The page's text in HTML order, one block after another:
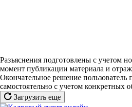
Разъяснения подготовлены с учетом
момент публикации материала и
Окончательное решение пользователь
самостоятельно с учетом конкретных
Загрузить еще